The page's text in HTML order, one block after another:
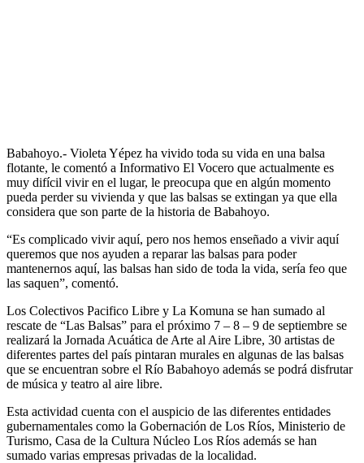
Babahoyo.- Violeta Yépez ha vivido toda su vida en una balsa
flotante, le comentó a Informativo El Vocero que actualmente es
muy difícil vivir en el lugar, le preocupa que en algún momento
pueda perder su vivienda y que las balsas se extingan ya que ella
considera que son parte de la historia de Babahoyo.
“Es complicado vivir aquí, pero nos hemos enseñado a vivir aquí
queremos que nos ayuden a reparar las balsas para poder
mantenernos aquí, las balsas han sido de toda la vida, sería feo que
las saquen”, comentó.
Los Colectivos Pacifico Libre y La Komuna se han sumado al
rescate de “Las Balsas” para el próximo 7 – 8 – 9 de septiembre se
realizará la Jornada Acuática de Arte al Aire Libre, 30 artistas de
diferentes partes del país pintaran murales en algunas de las balsas
que se encuentran sobre el Río Babahoyo además se podrá disfrutar
de música y teatro al aire libre.
Esta actividad cuenta con el auspicio de las diferentes entidades
gubernamentales como la Gobernación de Los Ríos, Ministerio de
Turismo, Casa de la Cultura Núcleo Los Ríos además se han
sumado varias empresas privadas de la localidad.